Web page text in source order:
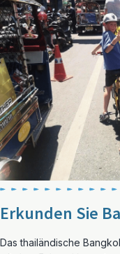
Erkunden Sie
Das thailändische